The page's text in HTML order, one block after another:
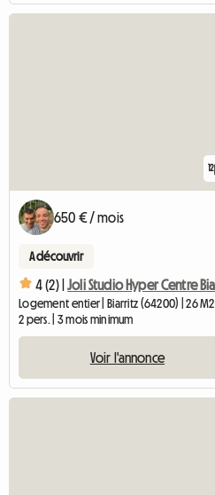
12
650 € / mois
A découvrir
4 (2) |
Logement entier | Biarritz (64200) | 26 M2
2 pers. | 3 mois minimum
Voir l'annonce